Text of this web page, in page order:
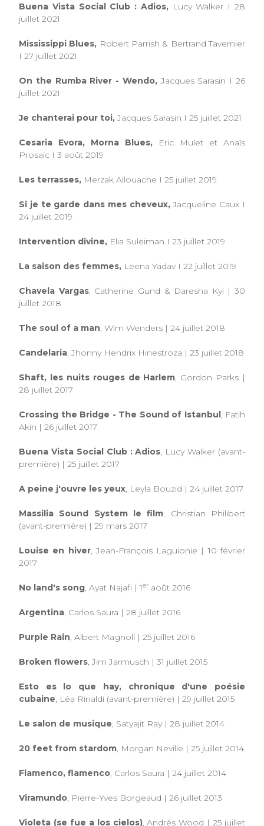
Buena Vista Social Club : Adios,Lucy Walker I 28
juillet 2021
Mississippi Blues, Robert Parrish & Bertrand Tavernier
I 27 juillet 2021
On the Rumba River - Wendo,Jacques Sarasin I 26
juillet 2021
Je chanterai pour toi,Jacques Sarasin I 25 juillet 2021
Cesaria Evora, Morna Blues,
Eric Mulet et Anaïs
Prosaic I 3 août 2019
Les terrasses, Merzak Allouache I 25 juillet 2019
Si je te garde dans mes cheveux,Jacqueline Caux I
24 juillet 2019
Intervention divine, Elia Suleiman I 23 juillet 2019
La saison des femmes, Leena Yadav I 22 juillet 2019
Chavela Vargas, Catherine Gund & Daresha Kyi | 30
juillet 2018
The soul of a man, Wim Wenders | 24 juillet 2018
Candelaria, Jhonny Hendrix Hinestroza | 23 juillet 2018
Shaft, les nuits rouges de Harlem, Gordon Parks |
28 juillet 2017
Crossing the Bridge - The Sound of Istanbul, Fatih
Akin | 26 juillet 2017
Buena Vista Social Club : Adios, Lucy Walker (avant-
première) | 25 juillet 2017
A peine j'ouvre les yeux, Leyla Bouzid | 24 juillet 2017
Massilia Sound System le film, Christian Philibert
(avant-première) | 29 mars 2017
Louise en hiver, Jean-François Laguionie | 10 février
2017
No land's song, Ayat Najafi | 1er août 2016
Argentina, Carlos Saura | 28 juillet 2016
Purple Rain, Albert Magnoli | 25 juillet 2016
Broken flowers, Jim Jarmusch | 31 juillet 2015
Esto es lo que hay, chronique d'une poésie
cubaine, Léa Rinaldi (avant-première) | 29 juillet 2015
Le salon de musique, Satyajit Ray | 28 juillet 2014
20 feet from stardom, Morgan Neville | 25 juillet 2014
Flamenco, flamenco, Carlos Saura | 24 juillet 2014
Viramundo, Pierre-Yves Borgeaud | 26 juillet 2013
Violeta (se fue a los cielos), Andrés Wood | 25 juillet